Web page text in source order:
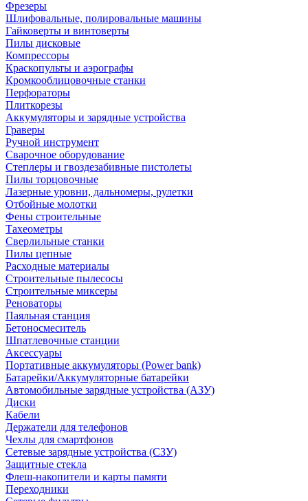
Фрезеры
Шлифовальные, полировальные машины
Гайковерты и винтоверты
Пилы дисковые
Компрессоры
Краскопульты и аэрографы
Кромкооблицовочные станки
Перфораторы
Плиткорезы
Аккумуляторы и зарядные устройства
Граверы
Ручной инструмент
Сварочное оборудование
Степлеры и гвоздезабивные пистолеты
Пилы торцовочные
Лазерные уровни, дальномеры, рулетки
Отбойные молотки
Фены строительные
Тахеометры
Сверлильные станки
Пилы цепные
Расходные материалы
Строительные пылесосы
Строительные миксеры
Реноваторы
Паяльная станция
Бетоносмеситель
Шпатлевочные станции
Аксессуары
Портативные аккумуляторы (Power bank)
Батарейки/Аккумуляторные батарейки
Автомобильные зарядные устройства (АЗУ)
Диски
Кабели
Держатели для телефонов
Чехлы для смартфонов
Сетевые зарядные устройства (СЗУ)
Защитные стекла
Флеш-накопители и карты памяти
Переходники